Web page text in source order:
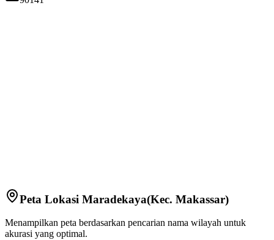
Peta Lokasi Maradekaya(Kec. Makassar)
Menampilkan peta berdasarkan pencarian nama wilayah untuk
akurasi yang optimal.